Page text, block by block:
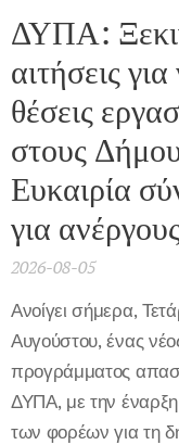
ΔΥΠΑ:
αιτήσεις
θέσεις
στους
Ευκαιρία
για
2026-08-05
Ανοίγει σήμερα,
Αυγούστου, ένας
προγράμματος
ΔΥΠΑ, με την
των φορέων για τη